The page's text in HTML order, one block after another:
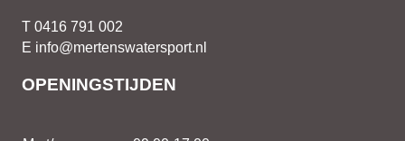
T 0416 791 002
E info@mertenswatersport.nl
OPENINGSTIJDEN